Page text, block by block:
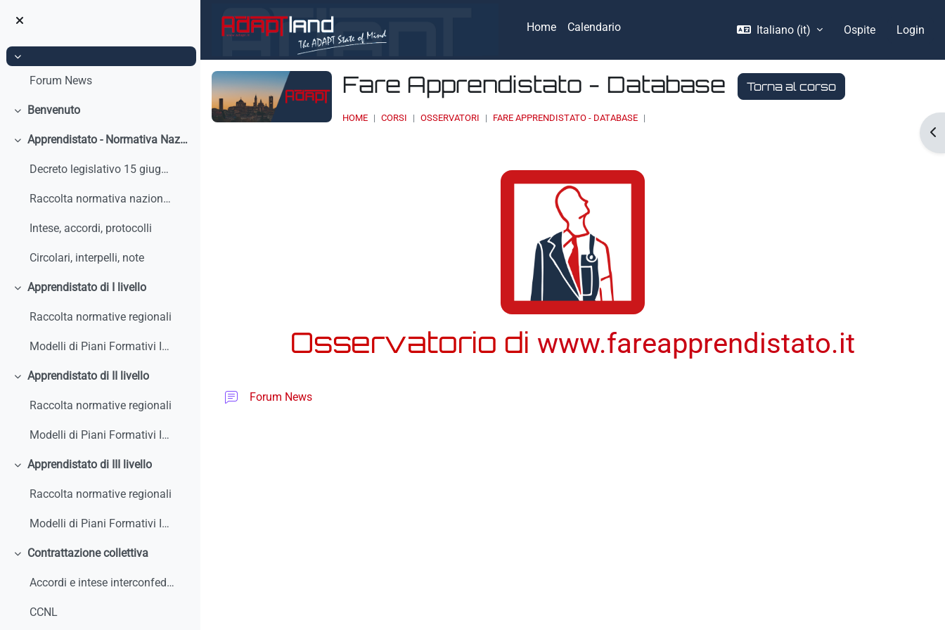
Home
Calendario Italiano ‎(it)‎ Ospite Login
Minimizza
Forum News
Minimizza
Benvenuto
Minimizza
Apprendistato - Normativa Nazionale
Decreto legislativo 15 giugno 2015, n. 81 - Discip...
Raccolta normativa nazionale
Intese, accordi, protocolli
Circolari, interpelli, note
Minimizza
Apprendistato di I livello
Raccolta normative regionali
Modelli di Piani Formativi Individuali
Minimizza
Apprendistato di II livello
Raccolta normative regionali
Modelli di Piani Formativi Individuali
Minimizza
Apprendistato di III livello
Raccolta normative regionali
Modelli di Piani Formativi Individuali
Minimizza
Contrattazione collettiva
Accordi e intese interconfederali
CCNL
Fare Apprendistato - Database Torna al corso
HOME CORSI OSSERVATORI FARE APPRENDISTATO - DATABASE
Osservatorio di www.fareapprendistato.it
Forum News